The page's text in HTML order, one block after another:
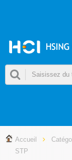
Accueil
STP